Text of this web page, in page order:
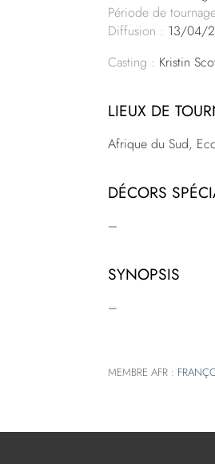
Période de
Diffusion : 13/04/
Casting : Kristin
LIEUX DE
Afrique du Sud,
DÉCORS
–
SYNOPSIS
–
MEMBRE AFR :